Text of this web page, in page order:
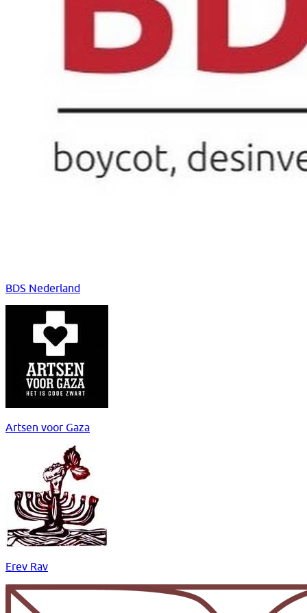
BDS Nederland
Artsen voor Gaza
Erev Rav